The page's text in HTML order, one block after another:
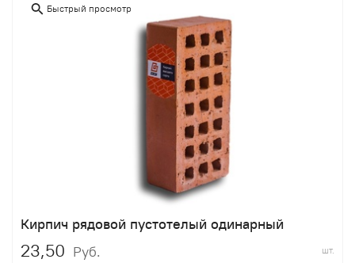
Быстрый просмотр
Кирпич рядовой пустотелый одинарный
23,50 Руб. шт.